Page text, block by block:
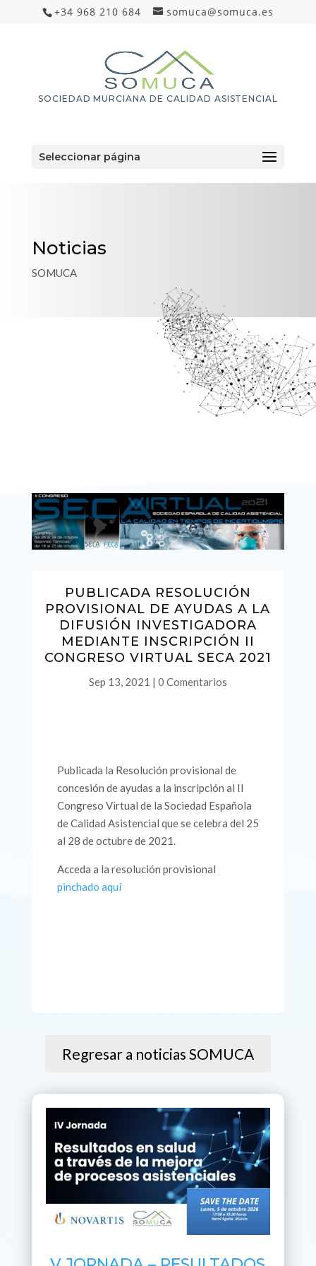
+34 968 210 684 somuca@somuca.es
SOCIEDAD MURCIANA DE CALIDAD ASISTENCIAL
Seleccionar página
Noticias
SOMUCA
PUBLICADA RESOLUCIÓN
PROVISIONAL DE AYUDAS A LA
DIFUSIÓN INVESTIGADORA
MEDIANTE INSCRIPCIÓN II
CONGRESO VIRTUAL SECA 2021
Sep 13, 2021 | 0 Comentarios
Publicada la Resolución provisional de
concesión de ayudas a la inscripción al II
Congreso Virtual de la Sociedad Española
de Calidad Asistencial que se celebra del 25
al 28 de octubre de 2021.
Acceda a la resolución provisional
pinchado aquí
Regresar a noticias SOMUCA